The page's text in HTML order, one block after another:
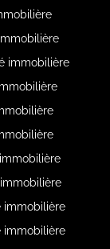
immobilière
immobilière
immobilière